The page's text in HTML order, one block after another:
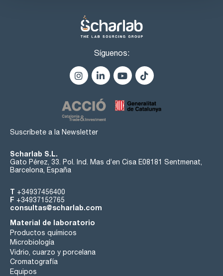
transmisión > 80 % para obtener resultados de medición
Las cubetas de precisión de Hellma® tienen bordes
biselados que permiten un manejo seguro y cómodo.
Síguenos:
Suscríbete a la Newsletter
Scharlab S.L.
Gato Pérez, 33. Pol. Ind. Mas d’en Cisa E08181 Sentmenat,
Barcelona, España
T +34937456400
F +34937152765
consultas@scharlab.com
Material de laboratorio
Productos químicos
Microbiología
Vidrio, cuarzo y porcelana
Cromatografía
Equipos